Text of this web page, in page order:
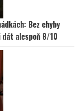
Bez chyby
alespoň 8/10